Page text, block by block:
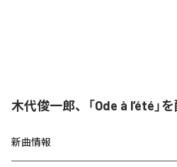
木代俊一郎、「Ode à l’été」
新曲情報